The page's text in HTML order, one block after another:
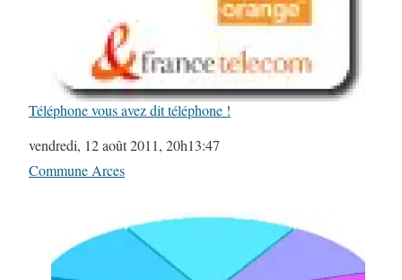
Téléphone vous avez dit téléphone !
Date
vendredi, 12 août 2011, 20h13:47
Par rapport à
Commune Arces